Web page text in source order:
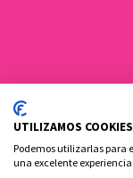
Ovoclinic
UTILIZAMOS COOKIES
Podemos utilizarlas para
una excelente